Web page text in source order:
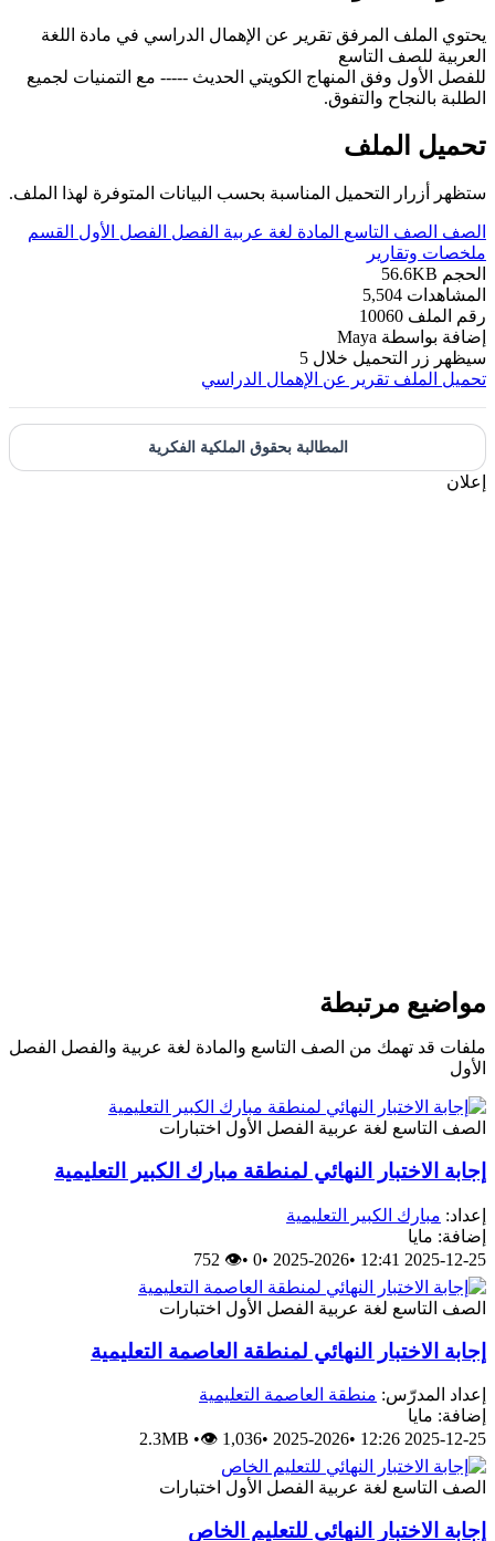
يحتوي الملف المرفق تقرير عن الإهمال الدراسي في مادة اللغة
العربية للصف التاسع
للفصل الأول وفق المنهاج الكويتي الحديث ----- مع التمنيات لجميع
الطلبة بالنجاح والتفوق.
تحميل الملف
ستظهر أزرار التحميل المناسبة بحسب البيانات المتوفرة لهذا الملف.
الصف الصف التاسع المادة لغة عربية الفصل الفصل الأول
القسم
ملخصات وتقارير
الحجم 56.6KB
المشاهدات 5,504
رقم الملف 10060
إضافة بواسطة Maya
سيظهر زر التحميل خلال 5
تحميل الملف تقرير عن الإهمال الدراسي
المطالبة بحقوق الملكية الفكرية
إعلان
مواضيع مرتبطة
ملفات قد تهمك من الصف التاسع والمادة لغة عربية والفصل الفصل
الأول
الصف التاسع لغة عربية الفصل الأول اختبارات
إجابة الاختبار النهائي لمنطقة مبارك الكبير التعليمية
إعداد: مبارك الكبير التعليمية
إضافة: مايا
2025-12-25 12:41
•
2025-2026
•
0
•
👁 752
الصف التاسع لغة عربية الفصل الأول اختبارات
إجابة الاختبار النهائي لمنطقة العاصمة التعليمية
إعداد المدرّس: منطقة العاصمة التعليمية
إضافة: مايا
2025-12-25 12:26
•
2025-2026
•
2.3MB •👁 1,036
الصف التاسع لغة عربية الفصل الأول اختبارات
إجابة الاختبار النهائي للتعليم الخاص